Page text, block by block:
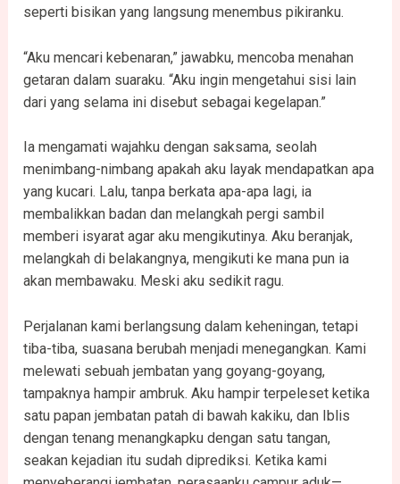
seperti bisikan yang langsung menembus pikiranku.
“Aku mencari kebenaran,” jawabku, mencoba menahan
getaran dalam suaraku. “Aku ingin mengetahui sisi lain
dari yang selama ini disebut sebagai kegelapan.”
Ia mengamati wajahku dengan saksama, seolah
menimbang-nimbang apakah aku layak mendapatkan apa
yang kucari. Lalu, tanpa berkata apa-apa lagi, ia
membalikkan badan dan melangkah pergi sambil
memberi isyarat agar aku mengikutinya. Aku beranjak,
melangkah di belakangnya, mengikuti ke mana pun ia
akan membawaku. Meski aku sedikit ragu.
Perjalanan kami berlangsung dalam keheningan, tetapi
tiba-tiba, suasana berubah menjadi menegangkan. Kami
melewati sebuah jembatan yang goyang-goyang,
tampaknya hampir ambruk. Aku hampir terpeleset ketika
satu papan jembatan patah di bawah kakiku, dan Iblis
dengan tenang menangkapku dengan satu tangan,
seakan kejadian itu sudah diprediksi. Ketika kami